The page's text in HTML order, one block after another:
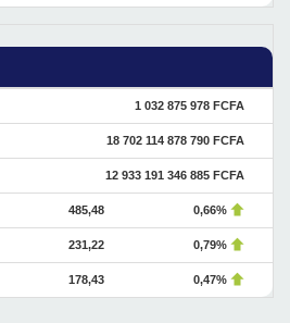
1 032 875 978 FCFA
18 702 114 878 790 FCFA
12 933 191 346 885 FCFA
485,48 0,66%
231,22 0,79%
178,43 0,47%